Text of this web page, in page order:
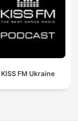
KISS FM Ukraine